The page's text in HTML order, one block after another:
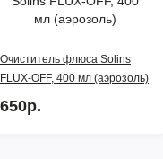
Очиститель флюса Solins
FLUX-OFF, 400 мл (аэрозоль)
650р.